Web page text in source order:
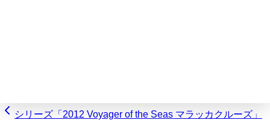
シリーズ「2012 Voyager of the Seas マラッカクルーズ」